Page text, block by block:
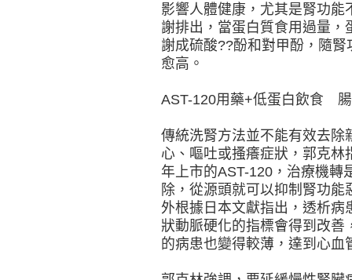
影響人體健康，尤其是腎功
謝排出，當蛋白質食用過量
謝成硫酸??酚和對甲酚，隨
愈高。
AST-120用藥+低蛋白飲食
傳統洗腎方法並不能有效去除
心、嘔吐或搔癢症狀，郭克
年上市的AST-120，治療機轉
除，從源頭就可以抑制腎功
外根據日本文獻指出，透析病
狀動脈硬化的指標會得到改善
的病患也變得較薄，達到心血